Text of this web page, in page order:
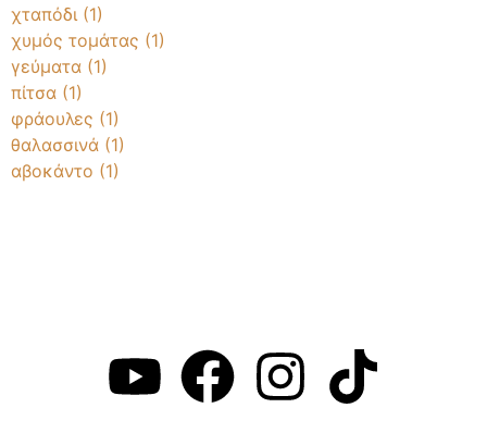
χταπόδι (1)
χυμός τομάτας (1)
γεύματα (1)
πίτσα (1)
φράουλες (1)
θαλασσινά (1)
αβοκάντο (1)